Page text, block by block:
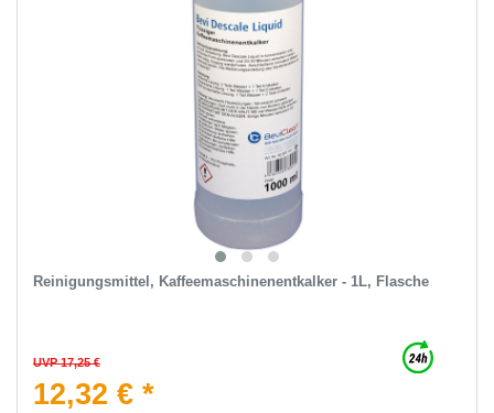
Reinigungsmittel, Kaffeemaschinenentkalker - 1L, Flasche
UVP 17,25 €
12,32 € *